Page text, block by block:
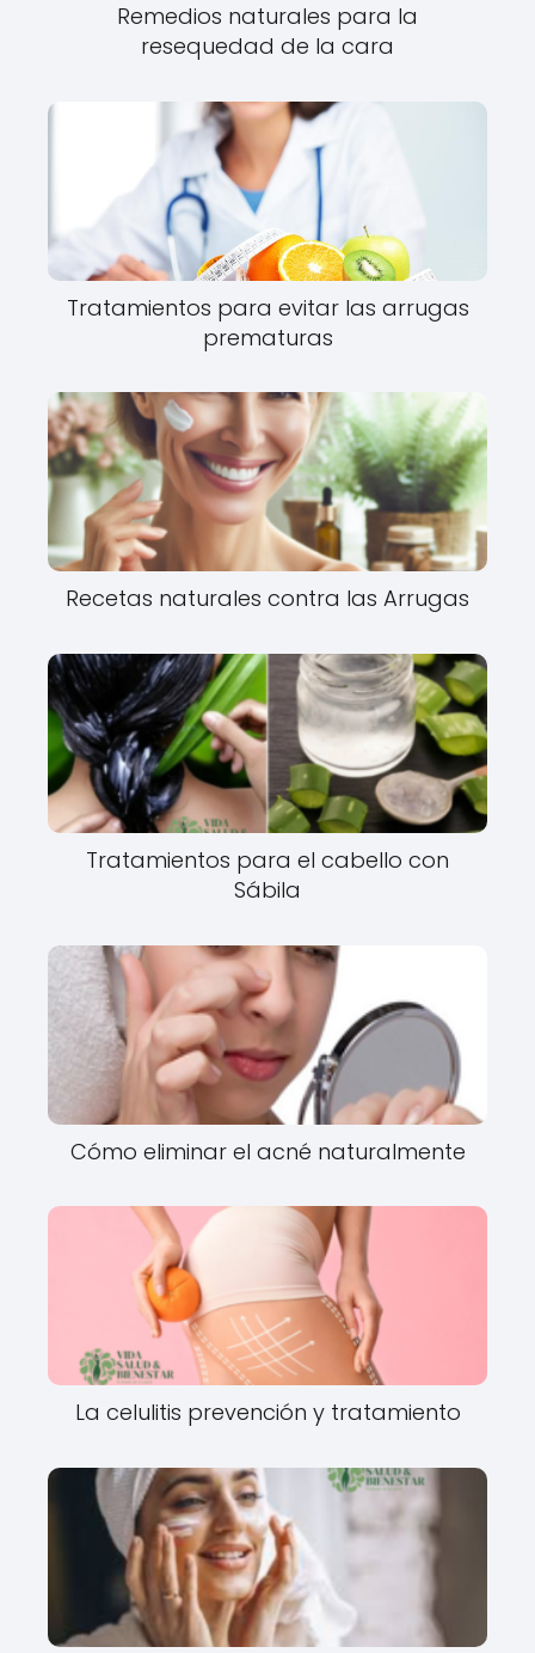
Remedios naturales para la
resequedad de la cara
Tratamientos para evitar las arrugas
prematuras
Recetas naturales contra las Arrugas
Tratamientos para el cabello con
Sábila
Cómo eliminar el acné naturalmente
La celulitis prevención y tratamiento